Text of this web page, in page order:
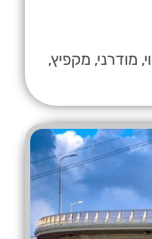
מודרני, מקפיץ,